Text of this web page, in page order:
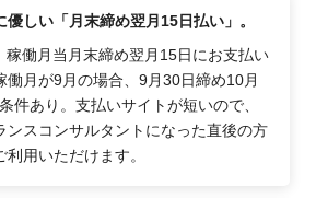
しい「月末締め翌月15日払い」。
稼働月当月末締め翌月15日にお支払い
働月が9月の場合、9月30日締め10月
件あり。支払いサイトが短いので、
ンスコンサルタントになった直後の方
用いただけます。